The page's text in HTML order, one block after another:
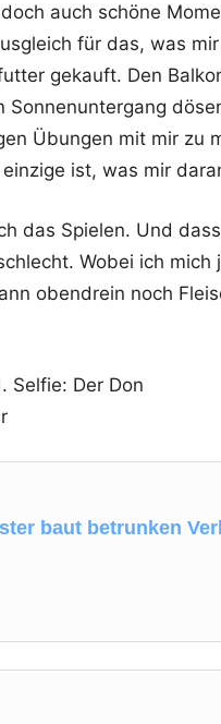
auch schöne
für das, was
gekauft. Den
Übungen mit mir zu
ist, was mir
das Spielen. Und
Wobei ich mich
obendrein noch
Selfie: Der Don
baut betrunken